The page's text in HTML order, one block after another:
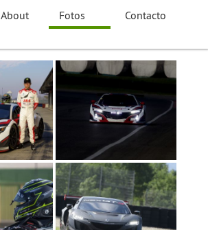
About Fotos Contacto